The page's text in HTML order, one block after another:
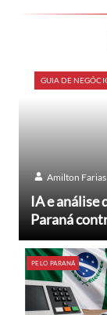
GUIA DE
Amilton Farias
IA e análise
Paraná
PELO PARANÁ